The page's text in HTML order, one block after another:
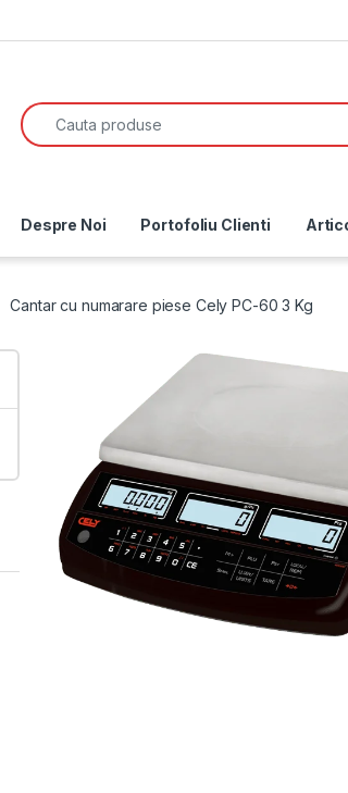
Search for:
Despre Noi Portofoliu Clienti
Cantar cu numarare piese Cely PC-60 3 Kg